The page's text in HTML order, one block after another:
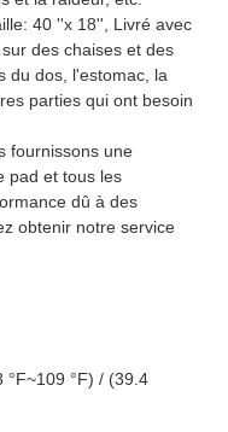
40 ''x 18'', Livré avec
des chaises et des
du dos, l'estomac, la
parties qui ont besoin
fournissons une
pad et tous les
dû à des
obtenir notre service
°F) / (39.4